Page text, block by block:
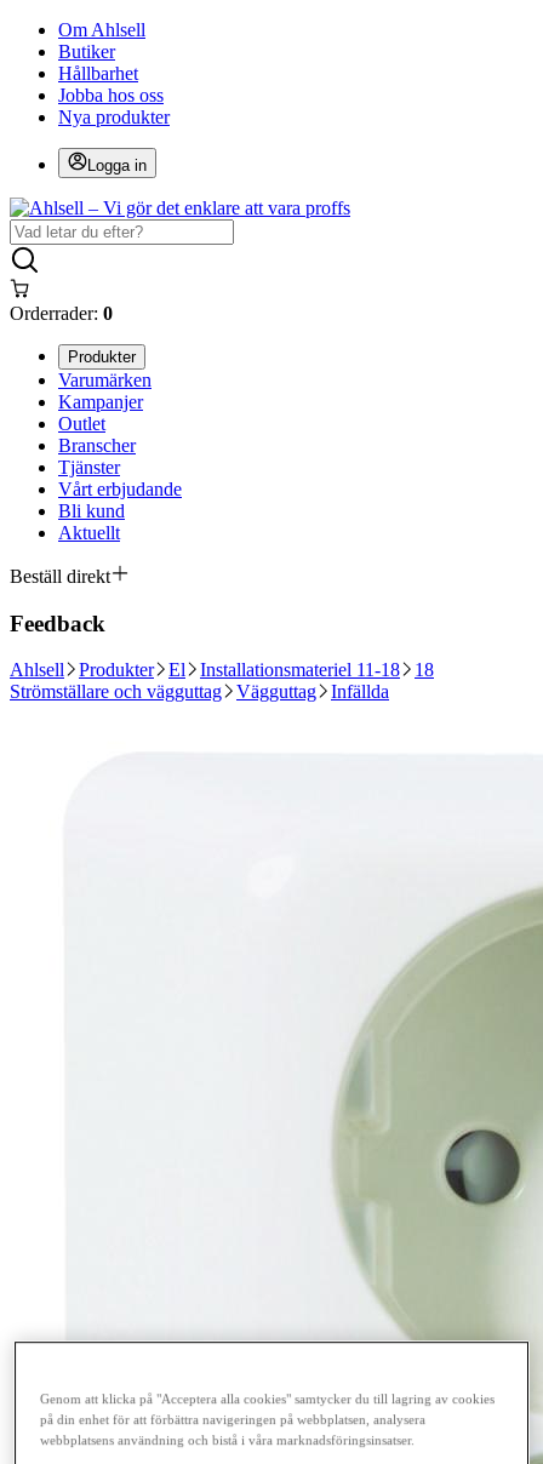
Om Ahlsell
Butiker
Hållbarhet
Jobba hos oss
Nya produkter
Logga in
Orderrader: 0
Produkter
Varumärken
Kampanjer
Outlet
Branscher
Tjänster
Vårt erbjudande
Bli kund
Aktuellt
Beställ direkt
Feedback
Ahlsell Produkter El Installationsmateriel 11-18
18
Strömställare och vägguttag
Vägguttag Infällda
Genom att klicka på "Acceptera alla cookies" samtycker du till lagring av cookies
på din enhet för att förbättra navigeringen på webbplatsen, analysera
webbplatsens användning och bistå i våra marknadsföringsinsatser.